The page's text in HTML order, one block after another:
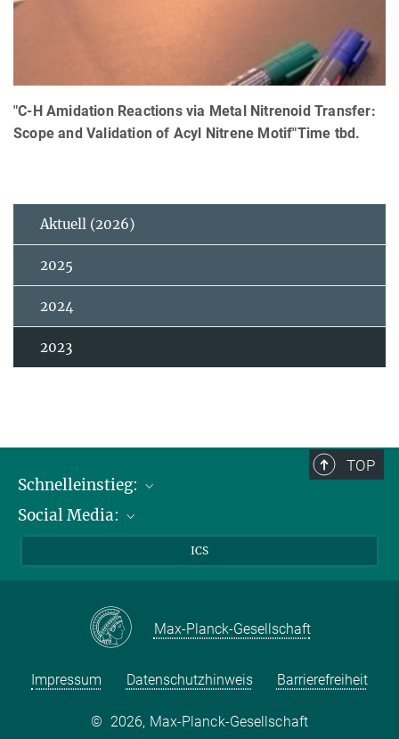
"C-H Amidation Reactions via Metal Nitrenoid Transfer:
Scope and Validation of Acyl Nitrene Motif"Time tbd.
Aktuell (2026)
2025
2024
2023
TOP
Schnelleinstieg:
Publikationen
Max-Planck-Gesellschaft
Social Media:
ICS
Max-Planck-Gesellschaft
Impressum Datenschutzhinweis Barrierefreiheit
© 2026, Max-Planck-Gesellschaft